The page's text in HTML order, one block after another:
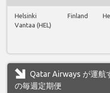
Helsinki
Vantaa (HEL)
Finland
Qatar Airways が運航
の毎週定期便